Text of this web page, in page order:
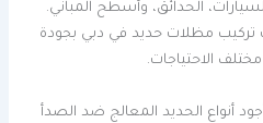
الحدائق، وأسطح المباني.
تركيب مظلات حديد في دبي بجودة
الاحتياجات.
أنواع الحديد المعالج ضد الصدأ